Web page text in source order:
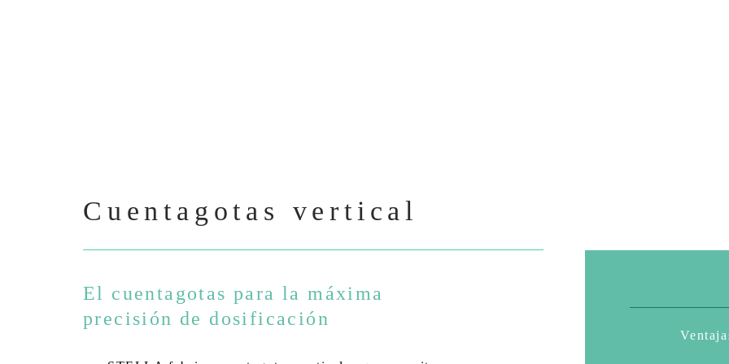
Cuentagotas vertical
El cuentagotas para la máxima
precisión de dosificación